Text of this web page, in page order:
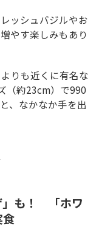
ッシュバジルやお
やす楽しみもあり
りも近くに有名な
（約23cm）で990
、なかなか手を出
」も！ 「ホワ
食